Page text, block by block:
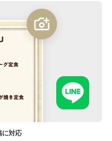
に対応